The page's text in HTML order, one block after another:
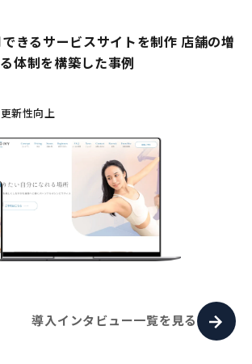
きるサービスサイトを制作 店舗の増
体制を構築した事例
新性向上
導入インタビュー一覧を見る